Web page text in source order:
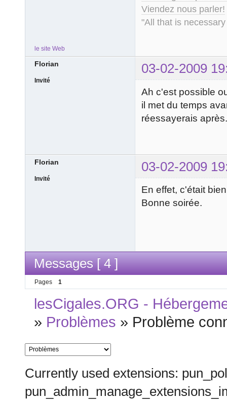
Viendez nous parler!
"All that is
le site Web
Florian 03-02-2009
Invité
Ah c'est possible
il met du temps
réessayerais
Florian 03-02-2009
Invité
En effet, c'était
Bonne soirée.
Messages [ 4 ]
Pages 1
lesCigales.ORG -
» Problèmes » Problème
Currently used extensions: